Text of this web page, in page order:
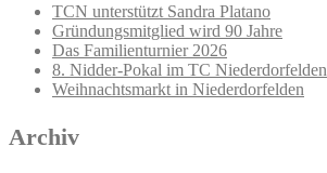
TCN unterstützt Sandra Platano
Gründungsmitglied wird 90 Jahre
Das Familienturnier 2026
8. Nidder-Pokal im TC Niederdorfelden
Weihnachtsmarkt in Niederdorfelden
Archiv